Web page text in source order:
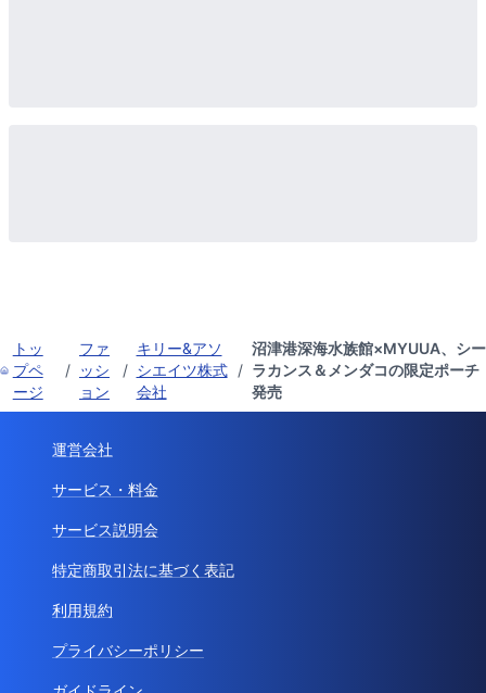
トッ
プペ
ージ
/
ファ
ッシ
ョン
/
キリー&アソ
シエイツ株式
会社
/
沼津港深海水族館×MYUUA、シー
ラカンス＆メンダコの限定ポーチ
発売
運営会社
サービス・料金
サービス説明会
特定商取引法に基づく表記
利用規約
プライバシーポリシー